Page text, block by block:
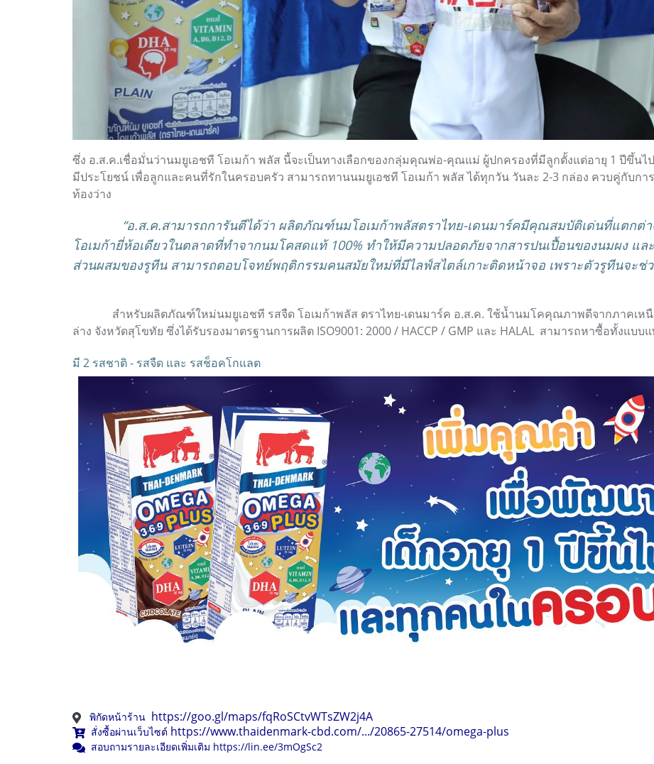
ซึ่ง อ.ส.ค.เชื่อมั่นว่านมยูเอชที โอเมก้า พลัส นี้จะเป็นทางเลือกของกลุ่มคุณพ่อ-คุณแม่ ผู้ปกครองที่มีลูกตั้งแต่อายุ 1 ปีขึ้น
มีประโยชน์ เพื่อลูกและคนที่รักในครอบครัว สามารถทานนมยูเอชที โอเมก้า พลัส ได้ทุกวัน วันละ 2-3 กล่อง ควบคู่กับ
ท้องว่าง
“อ.ส.ค.สามารถการันตีได้ว่า ผลิตภัณฑ์นมโอเมก้าพลัสตราไทย-เดนมาร์คมีคุณสมบัติเด่นที่แตกต่
โอเมก้ายี่ห้อเดียวในตลาดที่ทำจากนมโคสดแท้ 100% ทำให้มีความปลอดภัยจากสารปนเปื้อนของนมผง และ
ส่วนผสมของรูทีน สามารถตอบโจทย์พฤติกรรมคนสมัยใหม่ที่มีไลฟ์สไตล์เกาะติดหน้าจอ เพราะตัวรูทีนจะช่ว
สำหรับผลิตภัณฑ์ใหม่นมยูเอชที รสจืด โอเมก้าพลัส ตราไทย-เดนมาร์ค อ.ส.ค. ใช้น้ำนมโคคุณภาพดีจากภาคเห
ล่าง จังหวัดสุโขทัย ซึ่งได้รับรองมาตรฐานการผลิต ISO9001: 2000 / HACCP / GMP และ HALAL สามารถหาซื้อทั้งแบบ
มี 2 รสชาติ - รสจืด และ รสช็อคโกแลต
พิกัดหน้าร้าน https://goo.gl/maps/fqRoSCtvWTsZW2j4A
สั่งซื้อผ่านเว็บไซต์ https://www.thaidenmark-cbd.com/.../20865-27514/omega-plus
สอบถามรายละเอียดเพิ่มเติม https://lin.ee/3mOgSc2